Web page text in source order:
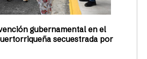
gubernamental en el
secuestrada por